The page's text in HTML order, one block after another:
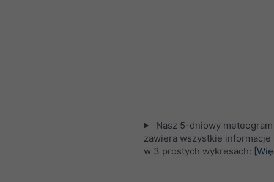
Nasz 5-dniowy
zawiera wszystkie
w 3 prostych wykresach: